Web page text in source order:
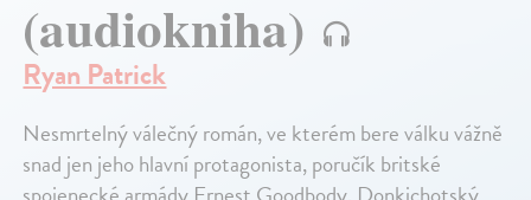
(audiokniha)
Ryan Patrick
Nesmrtelný válečný román, ve kterém bere válku vážně
snad jen jeho hlavní protagonista, poručík britské